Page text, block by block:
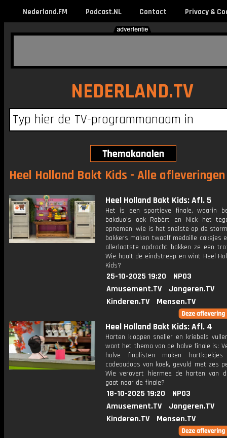
Nederland.FM Podcast.NL Contact Privacy &
NEDERLAND.TV
Heel Holland Bakt Kids - Alle afleveringen
Heel Holland Bakt Kids: Afl. 5
Het is een sportieve finale, waarin
bakduo's ook Robèrt en Nick het
opnemen: wie is het snelste op de
bakkers maken twaalf medaille cakejes
allerlaatste opdracht bakken ze een
Wie haalt de eindstreep en wint Heel
Kids?
25-10-2025 19:20
NPO3
Amusement.TV
Jongeren.TV
Kinderen.TV
Mensen.TV
Heel Holland Bakt Kids: Afl. 4
Harten kloppen sneller en kriebels
want het thema van de halve finale is:
halve finalisten maken
cadeaudoos van koek, gevuld met zes
Wie verovert hiermee de harten van
gaat naar de finale?
18-10-2025 19:20
NPO3
Amusement.TV
Jongeren.TV
Kinderen.TV
Mensen.TV